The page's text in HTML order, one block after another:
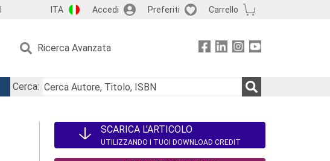
ITA Accedi Preferiti Carrello
Ricerca Avanzata
Cerca:
SCARICA L'ARTICOLO
UTILIZZANDO I TUOI DOWNLOAD CREDIT